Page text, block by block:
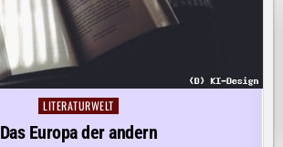
Posted
in
LITERATURWELT
Das Europa der andern